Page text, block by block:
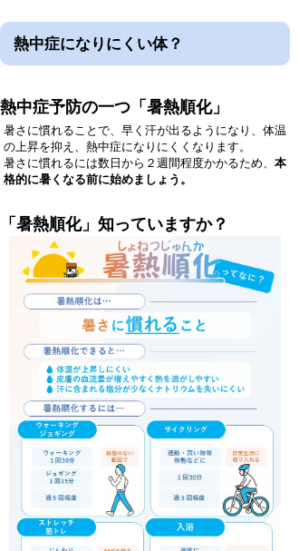
熱中症になりにくい体？
熱中症予防の一つ「暑熱順化」
暑さに慣れることで、早く汗が出るようになり、体温
の上昇を抑え、熱中症になりにくくなります。
暑さに慣れるには数日から２週間程度かかるため、 本
格的に暑くなる前に始めましょう。
「暑熱順化」知っていますか？